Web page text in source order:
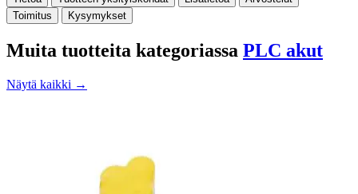
Toimitus
Kysymykset
Muita tuotteita kategoriassa PLC akut
Näytä kaikki →